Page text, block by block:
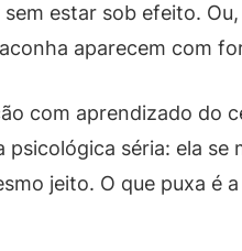
estar sob efeito.
aparecem com
com aprendizado do
psicológica séria: ela se
jeito. O que puxa é